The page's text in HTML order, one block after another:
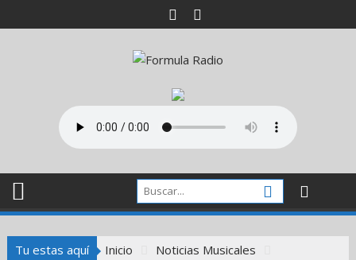
al
Tu estas aquí Inicio
Noticias Musicales